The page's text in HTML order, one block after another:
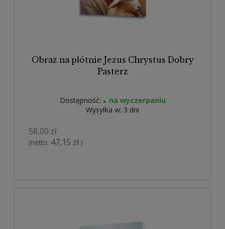
Obraz na płótnie Jezus Chrystus Dobry
Pasterz
Dostępność:
na wyczerpaniu
Wysyłka w: 3 dni
58,00 zł
(netto: 47,15 zł )